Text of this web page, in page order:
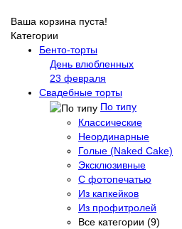
Ваша корзина пуста!
Категории
Бенто-торты
День влюбленных
23 февраля
Свадебные торты
По типу
Классические
Неординарные
Голые (Naked Cake)
Эксклюзивные
С фотопечатью
Из капкейков
Из профитролей
Все категории (9)